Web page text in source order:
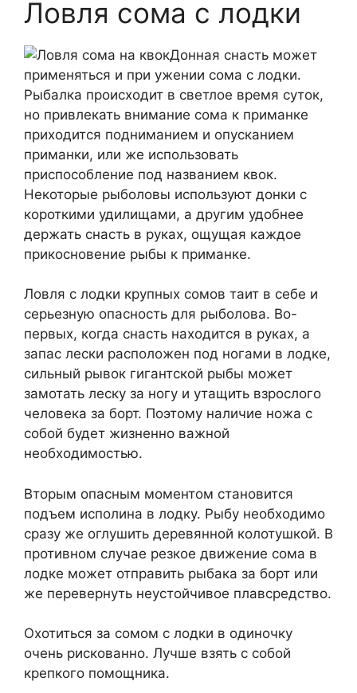
Ловля сома с лодки
Донная снасть может
применяться и при ужении сома с лодки.
Рыбалка происходит в светлое время суток,
но привлекать внимание сома к приманке
приходится подниманием и опусканием
приманки, или же использовать
приспособление под названием квок.
Некоторые рыболовы используют донки с
короткими удилищами, а другим удобнее
держать снасть в руках, ощущая каждое
прикосновение рыбы к приманке.
Ловля с лодки крупных сомов таит в себе и
серьезную опасность для рыболова. Во-
первых, когда снасть находится в руках, а
запас лески расположен под ногами в лодке,
сильный рывок гигантской рыбы может
замотать леску за ногу и утащить взрослого
человека за борт. Поэтому наличие ножа с
собой будет жизненно важной
необходимостью.
Вторым опасным моментом становится
подъем исполина в лодку. Рыбу необходимо
сразу же оглушить деревянной колотушкой. В
противном случае резкое движение сома в
лодке может отправить рыбака за борт или
же перевернуть неустойчивое плавсредство.
Охотиться за сомом с лодки в одиночку
очень рискованно. Лучше взять с собой
крепкого помощника.